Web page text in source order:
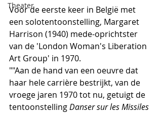
Theater
Voor de eerste keer in België met
een solotentoonstelling, Margaret
Harrison (1940) mede-oprichtster
van de 'London Woman's Liberation
Art Group' in 1970.
""Aan de hand van een oeuvre dat
haar hele carrière bestrijkt, van de
vroege jaren 1970 tot nu, getuigt de
tentoonstelling Danser sur les Missiles